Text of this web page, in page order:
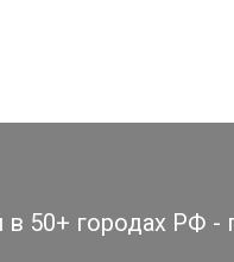
50+ городах РФ -